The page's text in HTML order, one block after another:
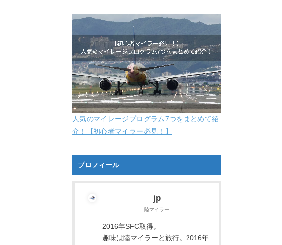
人気のマイレージプログラム7つをまとめて紹
介！【初心者マイラー必見！】
プロフィール
jp
陸マイラー
2016年SFC取得。
趣味は陸マイラーと旅行。2016年